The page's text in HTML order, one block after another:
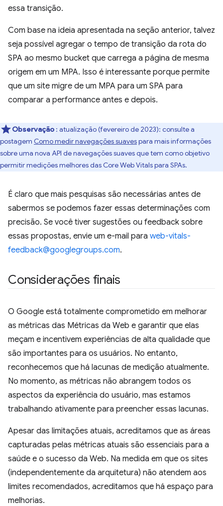
essa transição.
Com base na ideia apresentada na seção anterior, talvez
seja possível agregar o tempo de transição da rota do
SPA ao mesmo bucket que carrega a página de mesma
origem em um MPA. Isso é interessante porque permite
que um site migre de um MPA para um SPA para
comparar a performance antes e depois.
Observação : atualização (fevereiro de 2023): consulte a
postagem Como medir navegações suavespara mais informações
sobre uma nova API de navegações suaves que tem como objetivo
permitir medições melhores das Core Web Vitals para SPAs.
É claro que mais pesquisas são necessárias antes de
sabermos se podemos fazer essas determinações com
precisão. Se você tiver sugestões ou feedback sobre
essas propostas, envie um e-mail para web-vitals-
feedback@googlegroups.com.
Considerações finais
O Google está totalmente comprometido em melhorar
as métricas das Métricas da Web e garantir que elas
meçam e incentivem experiências de alta qualidade que
são importantes para os usuários. No entanto,
reconhecemos que há lacunas de medição atualmente.
No momento, as métricas não abrangem todos os
aspectos da experiência do usuário, mas estamos
trabalhando ativamente para preencher essas lacunas.
Apesar das limitações atuais, acreditamos que as áreas
capturadas pelas métricas atuais são essenciais para a
saúde e o sucesso da Web. Na medida em que os sites
(independentemente da arquitetura) não atendem aos
limites recomendados, acreditamos que há espaço para
melhorias.